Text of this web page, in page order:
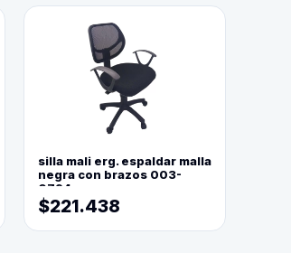
silla mali erg. espaldar malla
negra con brazos 003-
0794
$221.438